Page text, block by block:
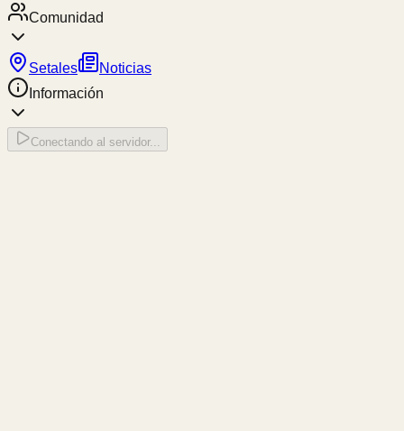
Comunidad
Setales
Noticias
Información
Conectando al servidor...